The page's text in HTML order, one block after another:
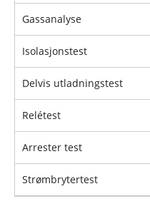
Gassanalyse
Isolasjonstest
Delvis utladningstest
Relétest
Arrester test
Strømbrytertest